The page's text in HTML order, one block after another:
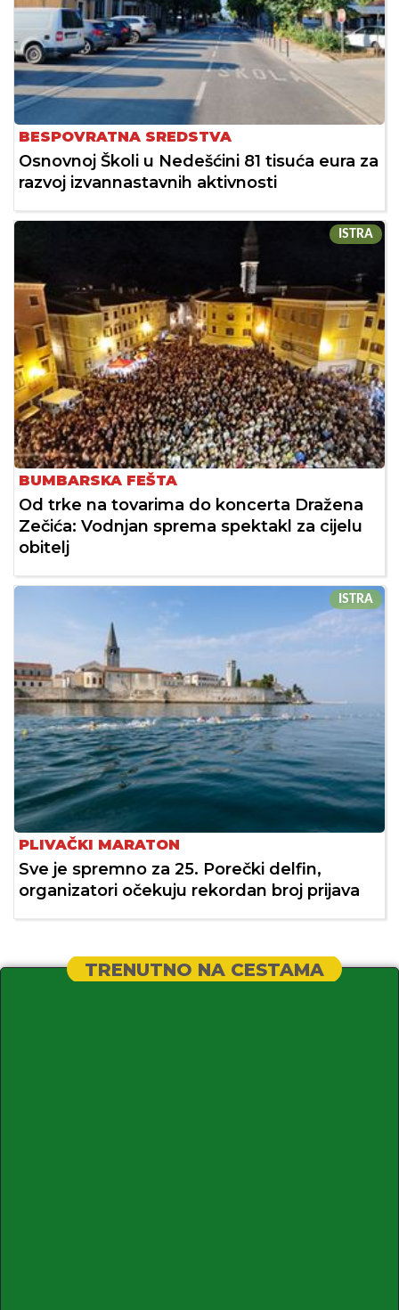
BESPOVRATNA SREDSTVA
Osnovnoj Školi u Nedešćini 81 tisuća eura za
razvoj izvannastavnih aktivnosti
ISTRA
BUMBARSKA FEŠTA
Od trke na tovarima do koncerta Dražena
Zečića: Vodnjan sprema spektakl za cijelu
obitelj
ISTRA
PLIVAČKI MARATON
Sve je spremno za 25. Porečki delfin,
organizatori očekuju rekordan broj prijava
TRENUTNO NA CESTAMA